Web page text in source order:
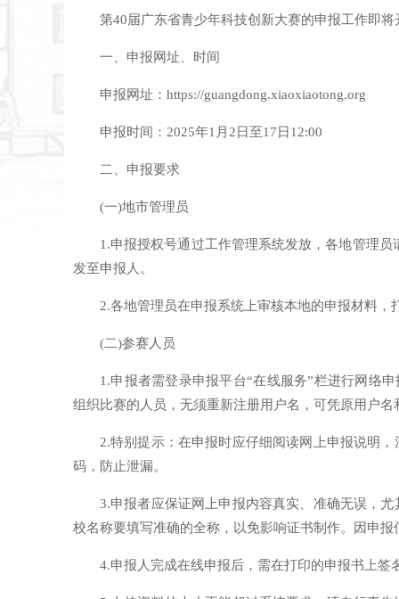
第40届广东省青少年科技创新大赛的申报工作即
一、申报网址、时间
申报网址：https://guangdong.xiaoxiaotong.org
申报时间：2025年1月2日至17日12:00
二、申报要求
(一)地市管理员
1.申报授权号通过工作管理系统发放，各地管理
发至申报人。
2.各地管理员在申报系统上审核本地的申报材料
(二)参赛人员
1.申报者需登录申报平台“在线服务”栏进行网络
组织比赛的人员，无须重新注册用户名，可凭原用户名
2.特别提示：在申报时应仔细阅读网上申报说明
码，防止泄漏。
3.申报者应保证网上申报内容真实、准确无误，
校名称要填写准确的全称，以免影响证书制作。因申
4.申报人完成在线申报后，需在打印的申报书上